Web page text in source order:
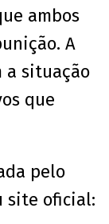
ambos
A
a situação
que
pelo
site oficial: